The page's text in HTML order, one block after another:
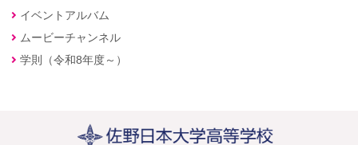
イベントアルバム
ムービーチャンネル
学則（令和8年度～）